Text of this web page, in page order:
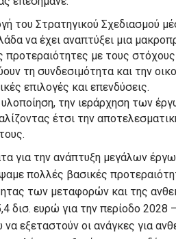
του Στρατηγικού Σχεδιασμού
να έχει αναπτύξει μια
προτεραιότητες με τους
τη συνδεσιμότητα και την
επιλογές και επενδύσεις.
την ιεράρχηση των
έτσι την
για την ανάπτυξη μεγάλων
πολλές βασικές
των μεταφορών και της
δισ. ευρώ για την περίοδο
εξεταστούν οι ανάγκες για